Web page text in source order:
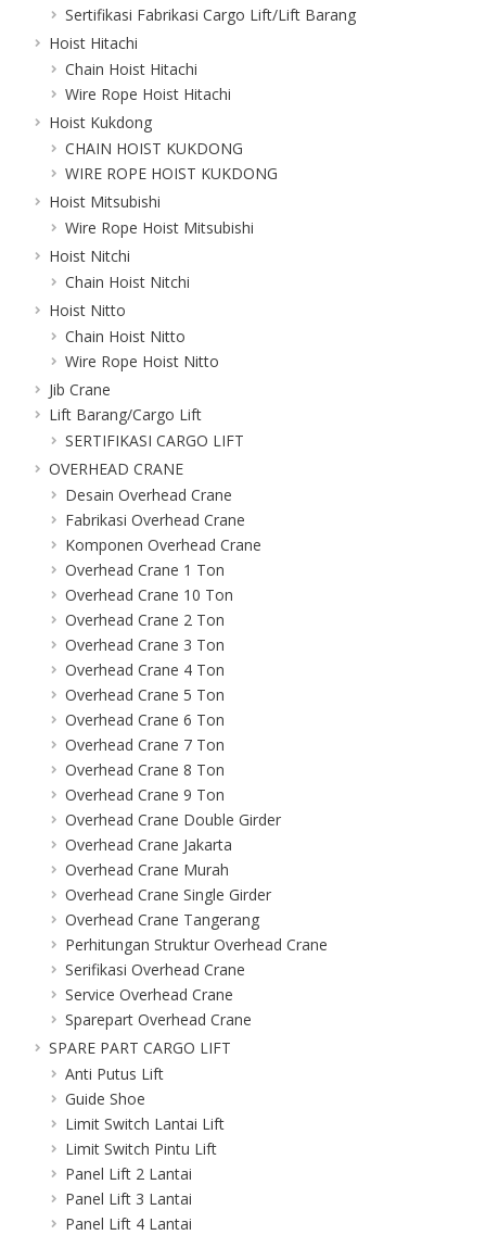
Sertifikasi Fabrikasi Cargo Lift/Lift Barang
Hoist Hitachi
Chain Hoist Hitachi
Wire Rope Hoist Hitachi
Hoist Kukdong
CHAIN HOIST KUKDONG
WIRE ROPE HOIST KUKDONG
Hoist Mitsubishi
Wire Rope Hoist Mitsubishi
Hoist Nitchi
Chain Hoist Nitchi
Hoist Nitto
Chain Hoist Nitto
Wire Rope Hoist Nitto
Jib Crane
Lift Barang/Cargo Lift
SERTIFIKASI CARGO LIFT
OVERHEAD CRANE
Desain Overhead Crane
Fabrikasi Overhead Crane
Komponen Overhead Crane
Overhead Crane 1 Ton
Overhead Crane 10 Ton
Overhead Crane 2 Ton
Overhead Crane 3 Ton
Overhead Crane 4 Ton
Overhead Crane 5 Ton
Overhead Crane 6 Ton
Overhead Crane 7 Ton
Overhead Crane 8 Ton
Overhead Crane 9 Ton
Overhead Crane Double Girder
Overhead Crane Jakarta
Overhead Crane Murah
Overhead Crane Single Girder
Overhead Crane Tangerang
Perhitungan Struktur Overhead Crane
Serifikasi Overhead Crane
Service Overhead Crane
Sparepart Overhead Crane
SPARE PART CARGO LIFT
Anti Putus Lift
Guide Shoe
Limit Switch Lantai Lift
Limit Switch Pintu Lift
Panel Lift 2 Lantai
Panel Lift 3 Lantai
Panel Lift 4 Lantai